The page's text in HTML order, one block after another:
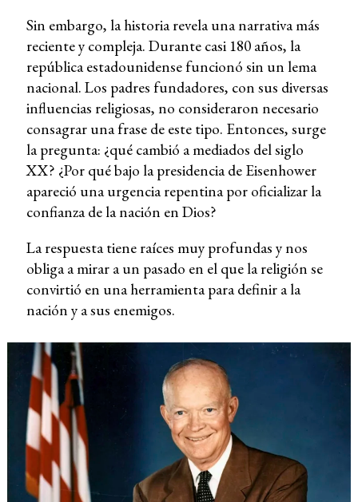
Sin embargo, la historia revela una narrativa más
reciente y compleja. Durante casi 180 años, la
república estadounidense funcionó sin un lema
nacional. Los padres fundadores, con sus diversas
influencias religiosas, no consideraron necesario
consagrar una frase de este tipo. Entonces, surge
la pregunta: ¿qué cambió a mediados del siglo
XX? ¿Por qué bajo la presidencia de Eisenhower
apareció una urgencia repentina por oficializar la
confianza de la nación en Dios?
La respuesta tiene raíces muy profundas y nos
obliga a mirar a un pasado en el que la religión se
convirtió en una herramienta para definir a la
nación y a sus enemigos.